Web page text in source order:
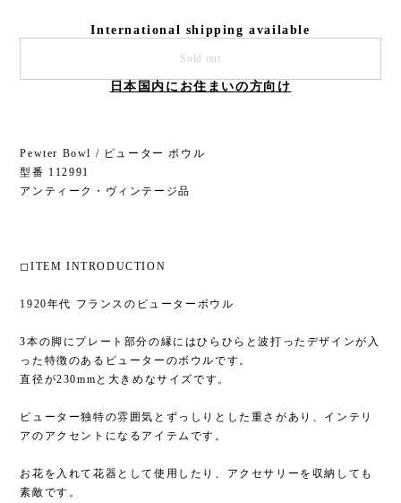
International shipping available
Sold out
日本国内にお住まいの方向け
Pewter Bowl / ピューター ボウル
型番 112991
アンティーク・ヴィンテージ品
◻︎ITEM INTRODUCTION
1920年代 フランスのピューターボウル
3本の脚にプレート部分の縁にはひらひらと波打ったデザインが入
った特徴のあるピューターのボウルです。
直径が230mmと大きめなサイズです。
ピューター独特の雰囲気とずっしりとした重さがあり、インテリ
アのアクセントになるアイテムです。
お花を入れて花器として使用したり、アクセサリーを収納しても
素敵です。